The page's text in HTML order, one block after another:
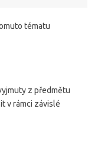
tématu
z předmětu
v rámci závislé